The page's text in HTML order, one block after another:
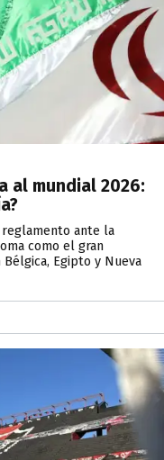
al mundial 2026:
ante la
como el gran
Egipto y Nueva